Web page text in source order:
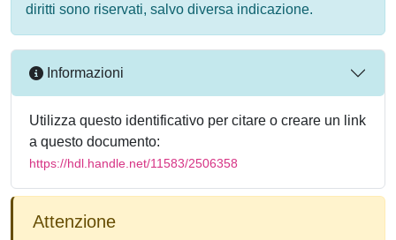
diritti sono riservati, salvo diversa indicazione.
Informazioni
Utilizza questo identificativo per citare o creare un link
a questo documento:
https://hdl.handle.net/11583/2506358
Attenzione